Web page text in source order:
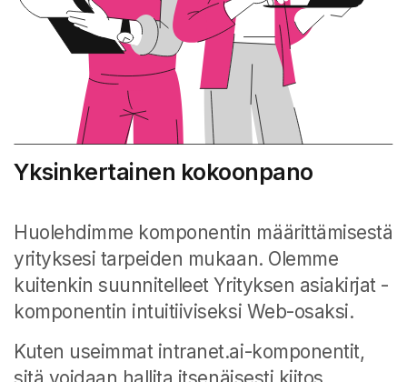
Yksinkertainen kokoonpano
Huolehdimme komponentin määrittämisestä
yrityksesi tarpeiden mukaan. Olemme
kuitenkin suunnitelleet Yrityksen asiakirjat -
komponentin intuitiiviseksi Web-osaksi.
Kuten useimmat intranet.ai-komponentit,